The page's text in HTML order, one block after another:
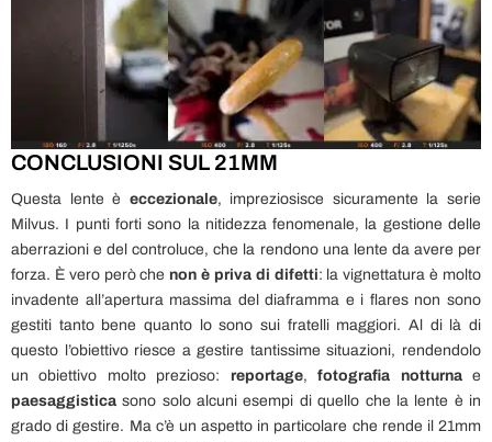
CONCLUSIONI SUL 21MM
Questa lente è eccezionale, impreziosisce sicuramente la serie
Milvus. I punti forti sono la nitidezza fenomenale, la gestione delle
aberrazioni e del controluce, che la rendono una lente da avere per
forza. È vero però che non è priva di difetti: la vignettatura è molto
invadente all’apertura massima del diaframma e i flares non sono
gestiti tanto bene quanto lo sono sui fratelli maggiori. Al di là di
questo l’obiettivo riesce a gestire tantissime situazioni, rendendolo
un obiettivo molto prezioso: reportage,fotografia notturnae
paesaggistica sono solo alcuni esempi di quello che la lente è in
grado di gestire. Ma c’è un aspetto in particolare che rende il 21mm